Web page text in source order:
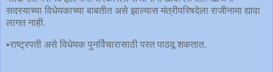
सदस्याच्या विधेयकाच्या बाबतीत असे झाल्यास मंत्रीपरिषदेला राजीनामा द्यावा
लागत नाही.
▪️राष्ट्रपती असे विधेयक पुनर्विचारासाठी परत पाठवू शकतात.